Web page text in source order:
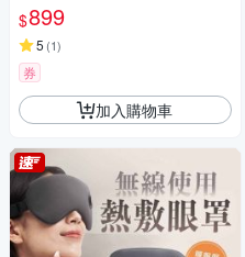
$899
5 (1)
券
加入購物車